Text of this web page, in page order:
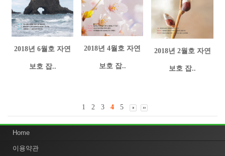
2018년 6월호 자연
보호 잡..
2018년 4월호 자연
보호 잡..
2018년 2월호 자연
보호 잡..
1 2 3 4 5
Home
이용약관